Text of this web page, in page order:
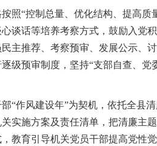
按照“控制总量、优化结构、提高
谈话等培养考察方式，鼓励入党
主推荐、考察预审、发展公示、
级预审制度，坚持“支部自查、
部“作风建设年”为契机，依托全县
实施方案及责任清单，把清廉主
教育引导机关党员干部提高党性